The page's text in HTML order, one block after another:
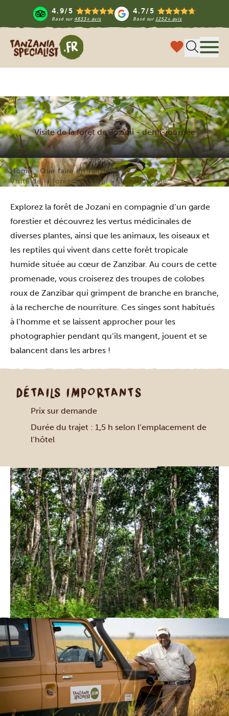
4.9/5
Basé sur 4833+ avis
4.7/5
Basé sur1252+ avis
Tanzania Specialist
Visite de la forêt de Jozani - demi-journée
Home
Que faire en Tanzanie ?
Visite de la forêt de Jozani – demi-journée
Explorez la forêt de Jozani en compagnie d’un garde
forestier et découvrez les vertus médicinales de
diverses plantes, ainsi que les animaux, les oiseaux et
les reptiles qui vivent dans cette forêt tropicale
humide située au cœur de Zanzibar. Au cours de cette
promenade, vous croiserez des troupes de colobes
roux de Zanzibar qui grimpent de branche en branche,
à la recherche de nourriture. Ces singes sont habitués
à l’homme et se laissent approcher pour les
photographier pendant qu’ils mangent, jouent et se
balancent dans les arbres !
DÉTAILS IMPORTANTS
Prix sur demande
Durée du trajet : 1,5 h selon l’emplacement de
l’hôtel